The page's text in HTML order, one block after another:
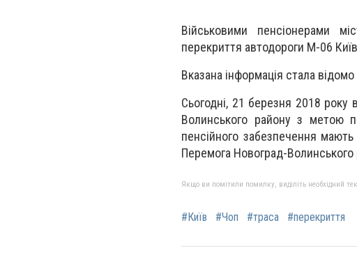
Військовими пенсіонерами
перекриття автодороги М-06
Вказана інформація стала
Сьогодні, 21 березня 2018 року
Волинського району з метою
пенсійного забезпечення
Перемога Новоград-Волинського
Якщо ви помітили помилку, виділіть необхідний
#Київ #Чоп #траса #перекриття